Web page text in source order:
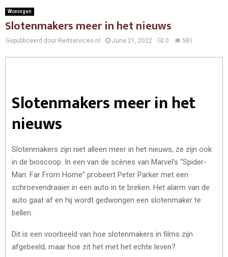
Woningen
Slotenmakers meer in het nieuws
Gepubliceerd door Redservices.nl June 21, 2022 0 581
Slotenmakers meer in het
nieuws
Slotenmakers zijn niet alleen meer in het nieuws, ze zijn ook
in de bioscoop. In een van de scènes van Marvel’s “Spider-
Man: Far From Home” probeert Peter Parker met een
schroevendraaier in een auto in te breken. Het alarm van de
auto gaat af en hij wordt gedwongen een slotenmaker te
bellen.
Dit is een voorbeeld van hoe slotenmakers in films zijn
afgebeeld, maar hoe zit het met het echte leven?